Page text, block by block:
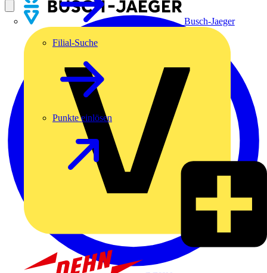
Busch-Jaeger
Filial-Suche
Punkte einlösen